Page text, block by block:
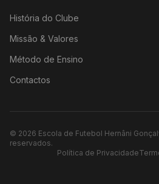
História do Clube
Missão & Valores
Método de Ensino
Contactos
© 2026 Escola de Futebol Hernâni
reservados.
Política de Privacidade